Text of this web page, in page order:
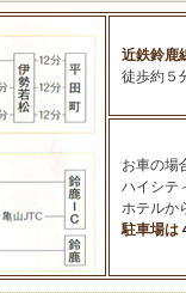
近鉄鈴鹿
徒歩約５
お車の場
ハイシテ
ホテルか
駐車場は